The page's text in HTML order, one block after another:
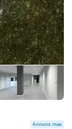
Annons max